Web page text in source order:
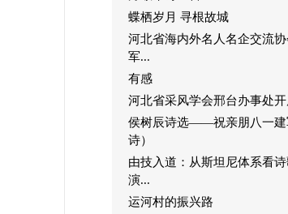
蝶栖岁月 寻根故城
河北省海内外名人名企交流
军...
有感
河北省采风学会邢台办事处开
侯树辰诗选——祝亲朋八一建
诗）
由技入道：从斯坦尼体系看
演...
运河村的振兴路